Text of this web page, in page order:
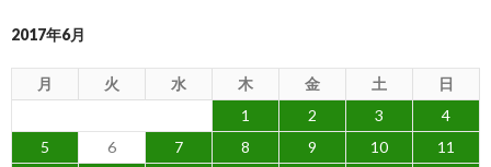
2017年6月
月 火 水 木 金 土
日
1
2 3
4
5
6 7 8 9 10
11